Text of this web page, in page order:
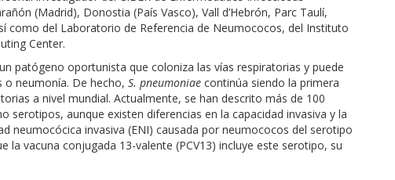
(Madrid), Donostia (País Vasco), Vall d’Hebrón, Parc Taulí,
como del Laboratorio de Referencia de Neumococos, del Instituto
Center.
patógeno oportunista que coloniza las vías respiratorias y puede
neumonía. De hecho, S. pneumoniae continúa siendo la primera
a nivel mundial. Actualmente, se han descrito más de 100
serotipos, aunque existen diferencias en la capacidad invasiva y la
neumocócica invasiva (ENI) causada por neumococos del serotipo
la vacuna conjugada 13-valente (PCV13) incluye este serotipo, su